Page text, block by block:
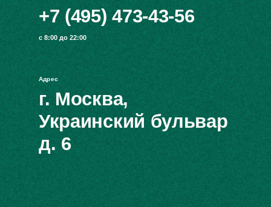
+7 (495) 473-43-56
с 8:00 до 22:00
Адрес
г. Москва,
Украинский бульвар
д. 6